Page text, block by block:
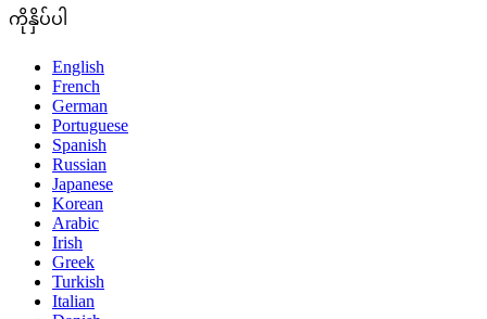
ကိုနှိပ်ပါ
English
French
German
Portuguese
Spanish
Russian
Japanese
Korean
Arabic
Irish
Greek
Turkish
Italian